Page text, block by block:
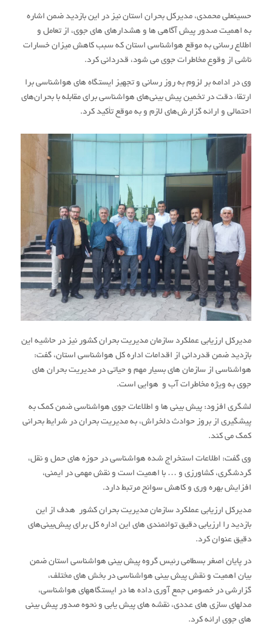
حسینعلی محمدی، مدیرکل بحران استان نیز در این بازدید ضمن اشاره
به اهمیت صدور پیش آگاهی ها و هشدارهای های جوی، از تعامل و
اطلاع رسانی به موقع هواشناسی استان که سبب کاهش میزان خسارات
ناشی از وقوع مخاطرات جوی می شود، قدردانی کرد.
وی در ادامه بر لزوم به روز رسانی و تجهیز ایستگاه های هواشناسی برا
ارتقاء دقت در تخمین پیش بینی‌های هواشناسی برای مقابله با بحران‌های
احتمالی و ارائه گزارش‌های لازم و به موقع تأکید کرد.
مدیرکل ارزیابی عملکرد سازمان مدیریت بحران کشور نیز در حاشیه این
بازدید ضمن قدردانی از اقدامات اداره کل هواشناسی استان، گفت:
هواشناسی از سازمان های بسیار مهم و حیاتی در مدیریت بحران های
جوی به ویژه مخاطرات آب و هوایی است.
لشگری افزود: پیش بینی ها و اطلاعات جوی هواشناسی ضمن کمک به
پیشگیری از بروز حوادث دلخراش، به مدیریت بحران در شرایط بحرانی
کمک می کند.
وی گفت: اطلاعات استخراج شده هواشناسی در حوزه های حمل و نقل،
گردشگری، کشاورزی و … با اهمیت است و نقش مهمی در ایمنی،
افزایش بهره وری و کاهش سوانح مرتبط دارد.
مدیرکل ارزیابی عملکرد سازمان مدیریت بحران کشور هدف از این
بازدید را ارزیابی دقیق توانمندی های این اداره کل برای پیش‌بینی‌های
دقیق عنوان کرد.
در پایان اصغر بسطامی رئیس گروه پیش بینی هواشناسی استان ضمن
بیان اهمیت و نقش پیش بینی هواشناسی در بخش های مختلف،
گزارشی در خصوص جمع آوری داده ها در ایستگاههای هواشناسی،
مدلهای سازی های عددی، نقشه های پیش یابی و نحوه صدور پیش بینی
های جوی ارائه کرد.